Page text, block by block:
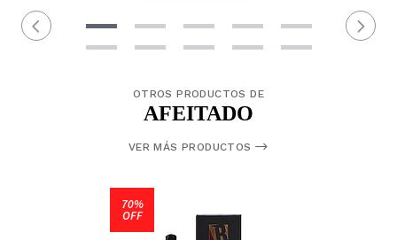
OTROS PRODUCTOS DE
AFEITADO
VER MÁS PRODUCTOS
70%
OFF